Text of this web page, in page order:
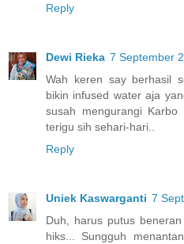
Reply
Dewi Rieka 7 September
Wah keren say berhasil
bikin infused water aja
susah mengurangi
terigu sih sehari-hari..
Reply
Uniek Kaswarganti 7
Duh, harus putus
hiks... Sungguh